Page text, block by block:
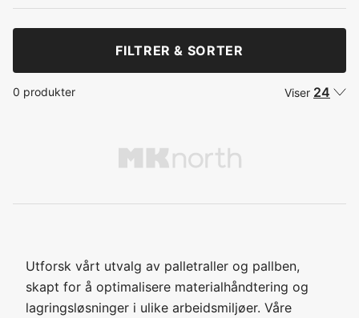
FILTRER & SORTER
0 produkter Viser 24
Utforsk vårt utvalg av palletraller og pallben,
skapt for å optimalisere materialhåndtering og
lagringsløsninger i ulike arbeidsmiljøer. Våre